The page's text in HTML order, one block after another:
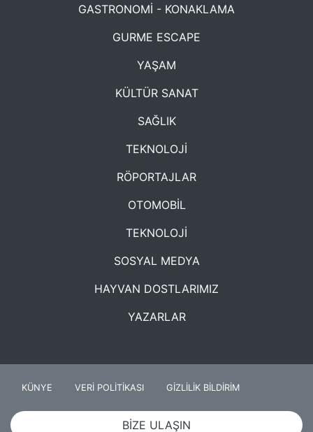
GASTRONOMİ - KONAKLAMA
GURME ESCAPE
YAŞAM
KÜLTÜR SANAT
SAĞLIK
TEKNOLOJİ
RÖPORTAJLAR
OTOMOBİL
TEKNOLOJİ
SOSYAL MEDYA
HAYVAN DOSTLARIMIZ
YAZARLAR
KÜNYE VERİ POLİTİKASI GİZLİLİK BİLDİRİM
BİZE ULAŞIN